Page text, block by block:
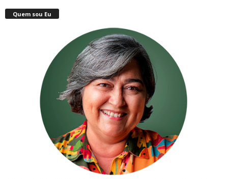
Quem sou Eu